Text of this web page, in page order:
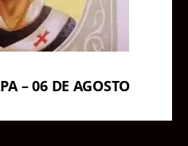
– 06 DE AGOSTO